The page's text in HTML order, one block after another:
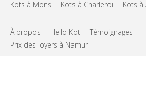
Kots à Mons
Kots à Charleroi Kots à
À propos Hello Kot
Témoignages
Prix des loyers à Namur